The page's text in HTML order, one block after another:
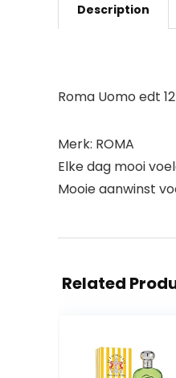
Description
Roma Uomo edt
Merk: ROMA
Elke dag mooi
Mooie aanwinst
Related